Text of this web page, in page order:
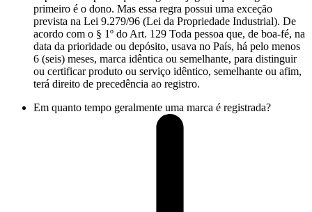
primeiro é o dono. Mas essa regra possui uma exceção
prevista na Lei 9.279/96 (Lei da Propriedade Industrial). De
acordo com o § 1º do Art. 129 Toda pessoa que, de boa-fé, na
data da prioridade ou depósito, usava no País, há pelo menos
6 (seis) meses, marca idêntica ou semelhante, para distinguir
ou certificar produto ou serviço idêntico, semelhante ou afim,
terá direito de precedência ao registro.
Em quanto tempo geralmente uma marca é registrada?